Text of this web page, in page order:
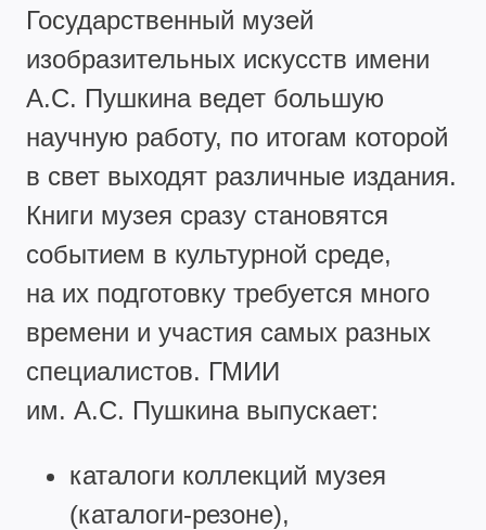
Государственный музей
изобразительных искусств имени
А.С. Пушкина ведет большую
научную работу, по итогам которой
в свет выходят различные издания.
Книги музея сразу становятся
событием в культурной среде,
на их подготовку требуется много
времени и участия самых разных
специалистов. ГМИИ
им. А.С. Пушкина выпускает:
каталоги коллекций музея
(каталоги-резоне),